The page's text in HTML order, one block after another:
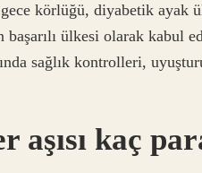
körlüğü, diyabetik ayak
başarılı ülkesi olarak kabul
sağlık kontrolleri,
aşısı kaç